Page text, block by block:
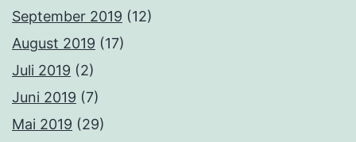
September 2019 (12)
August 2019 (17)
Juli 2019 (2)
Juni 2019 (7)
Mai 2019 (29)